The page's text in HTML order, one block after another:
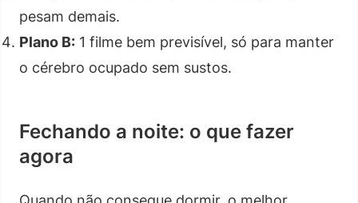
pesam demais.
Plano B: 1 filme bem previsível, só para manter
o cérebro ocupado sem sustos.
Fechando a noite: o que fazer
agora